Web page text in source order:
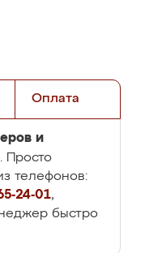
Оплата
и
Просто
телефонов:
24-01,
быстро